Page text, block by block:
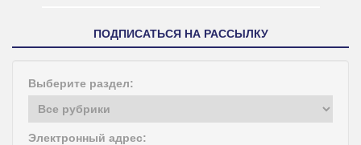
ПОДПИСАТЬСЯ НА РАССЫЛКУ
Выберите раздел:
Электронный адрес: